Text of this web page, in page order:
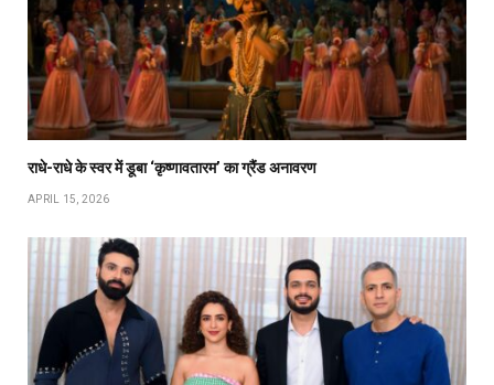
राधे-राधे के स्वर में डूबा ‘कृष्णावतारम’ का ग्रैंड अनावरण
APRIL 15, 2026